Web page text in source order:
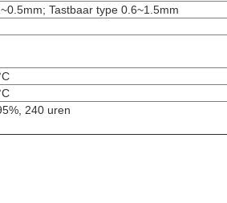
Tastbaar type 0.6~1.5mm
240 uren